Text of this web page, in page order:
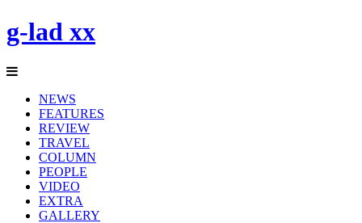
g-lad xx
NEWS
FEATURES
REVIEW
TRAVEL
COLUMN
PEOPLE
VIDEO
EXTRA
GALLERY